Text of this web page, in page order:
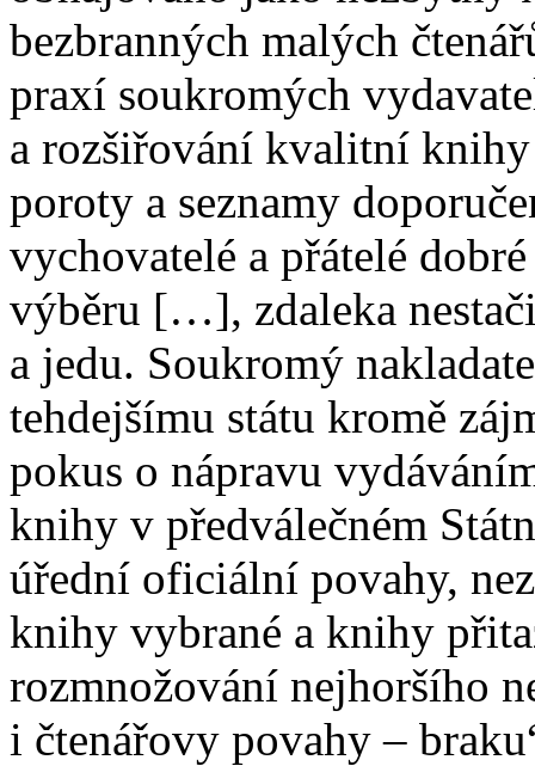
bezbranných malých
praxí soukromých
a rozšiřování kvalitní knihy
poroty a seznamy
vychovatelé a přátelé
výběru […], zdaleka
a jedu. Soukromý
tehdejšímu státu kromě
pokus o nápravu
knihy v předválečném
úřední oficiální povahy,
knihy vybrané a knihy
rozmnožování nejhoršího
i čtenářovy povahy –